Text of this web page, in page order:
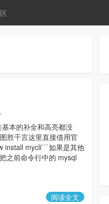
本的补全和高亮都没
胜千言这里直接借用官
install mycli```如果是其他
之前命令行中的 mysql
阅读全文